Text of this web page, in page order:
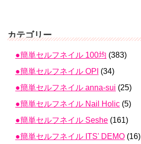
カテゴリー
●簡単セルフネイル 100均 (383)
●簡単セルフネイル OPI (34)
●簡単セルフネイル anna-sui (25)
●簡単セルフネイル Nail Holic (5)
●簡単セルフネイル Seshe (161)
●簡単セルフネイル ITS' DEMO (16)